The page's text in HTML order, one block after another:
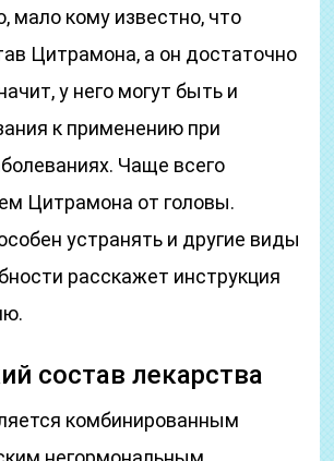
мало кому известно, что
Цитрамона, а он достаточно
у него могут быть и
к применению при
Чаще всего
Цитрамона от головы.
устранять и другие виды
расскажет инструкция
состав лекарства
комбинированным